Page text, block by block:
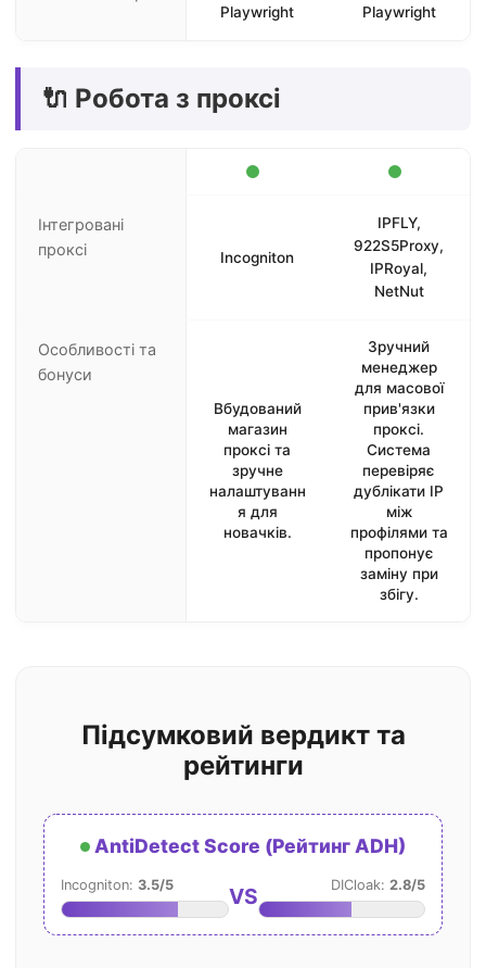
Playwright Playwright
🔌 Робота з проксі
Інтегровані
проксі
Incogniton
IPFLY,
922S5Proxy,
IPRoyal,
NetNut
Особливості та
бонуси
Вбудований
магазин
проксі та
зручне
налаштуванн
я для
новачків.
Зручний
менеджер
для масової
прив'язки
проксі.
Система
перевіряє
дублікати IP
між
профілями та
пропонує
заміну при
збігу.
Підсумковий вердикт та
рейтинги
AntiDetect Score (Рейтинг ADH)
Incogniton: 3.5/5 VS DICloak: 2.8/5